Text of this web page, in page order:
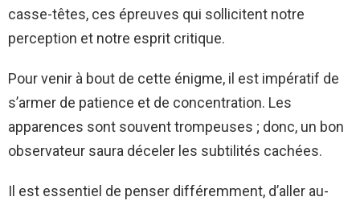
casse-têtes, ces épreuves qui sollicitent notre
perception et notre esprit critique.
Pour venir à bout de cette énigme, il est impératif de
s’armer de patience et de concentration. Les
apparences sont souvent trompeuses ; donc, un bon
observateur saura déceler les subtilités cachées.
Il est essentiel de penser différemment, d’aller au-